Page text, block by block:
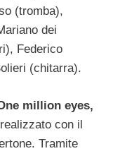
(tromba),
dei
Federico
(chitarra).
million eyes,
con il
Tramite